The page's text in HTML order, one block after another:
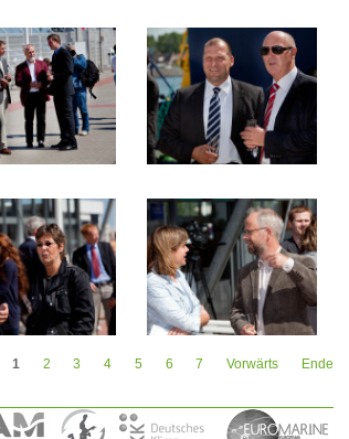
1 2 3 4 5 6 7 Vorwärts Ende